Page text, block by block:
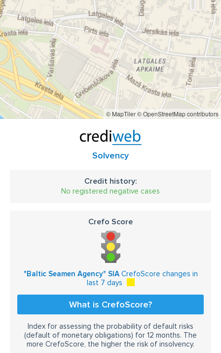
© MapTiler© OpenStreetMap contributors
Solvency
Credit history:
No registered negative cases
Crefo Score
"Baltic Seamen Agency" SIACrefoScore changes in
last 7 days
What is CrefoScore?
Index for assessing the probability of default risks
(default of monetary obligations) for 12 months. The
more CrefoScore, the higher the risk of insolvency.